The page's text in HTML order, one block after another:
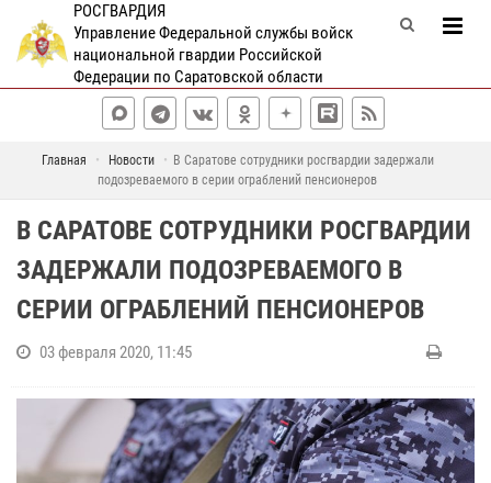
РОСГВАРДИЯ
Управление Федеральной службы войск
национальной гвардии Российской
Федерации по Саратовской области
Главная Новости
В Саратове сотрудники росгвардии задержали
подозреваемого в серии ограблений пенсионеров
В САРАТОВЕ СОТРУДНИКИ РОСГВАРДИИ
ЗАДЕРЖАЛИ ПОДОЗРЕВАЕМОГО В
СЕРИИ ОГРАБЛЕНИЙ ПЕНСИОНЕРОВ
03 февраля 2020, 11:45